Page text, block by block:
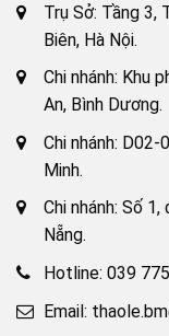
Trụ Sở: Tầng 3,
Biên, Hà Nội.
Chi nhánh: Khu
An, Bình Dương.
Chi nhánh: D02-
Minh.
Chi nhánh: Số
Nẵng.
Hotline: 039
Email: